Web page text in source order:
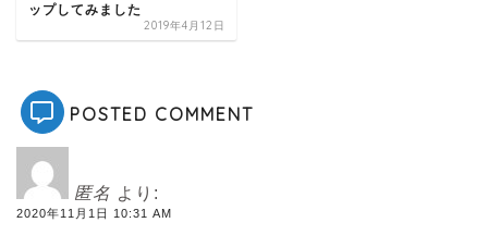
ップしてみました
2019年4月12日
POSTED COMMENT
匿名 より:
2020年11月1日 10:31 AM